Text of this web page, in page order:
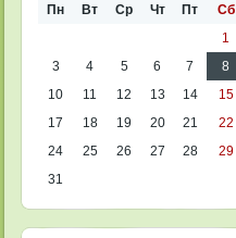
Пн Вт Ср Чт Пт Сб
1
3
4 5 6 7 8
10
11 12 13 14 15
17
18 19 20 21 22
24
25 26 27 28 29
31